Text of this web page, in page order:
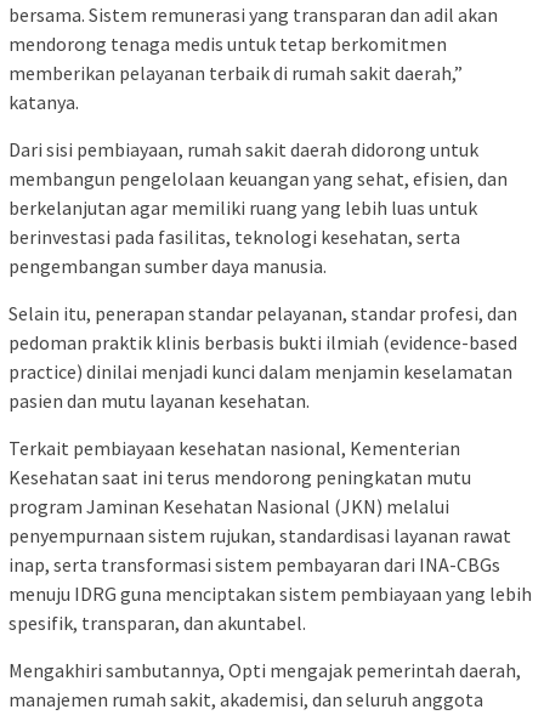
bersama. Sistem remunerasi yang transparan dan adil akan
mendorong tenaga medis untuk tetap berkomitmen
memberikan pelayanan terbaik di rumah sakit daerah,”
katanya.
Dari sisi pembiayaan, rumah sakit daerah didorong untuk
membangun pengelolaan keuangan yang sehat, efisien, dan
berkelanjutan agar memiliki ruang yang lebih luas untuk
berinvestasi pada fasilitas, teknologi kesehatan, serta
pengembangan sumber daya manusia.
Selain itu, penerapan standar pelayanan, standar profesi, dan
pedoman praktik klinis berbasis bukti ilmiah (evidence-based
practice) dinilai menjadi kunci dalam menjamin keselamatan
pasien dan mutu layanan kesehatan.
Terkait pembiayaan kesehatan nasional, Kementerian
Kesehatan saat ini terus mendorong peningkatan mutu
program Jaminan Kesehatan Nasional (JKN) melalui
penyempurnaan sistem rujukan, standardisasi layanan rawat
inap, serta transformasi sistem pembayaran dari INA-CBGs
menuju IDRG guna menciptakan sistem pembiayaan yang lebih
spesifik, transparan, dan akuntabel.
Mengakhiri sambutannya, Opti mengajak pemerintah daerah,
manajemen rumah sakit, akademisi, dan seluruh anggota